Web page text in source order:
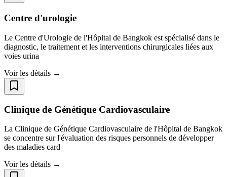
Centre d'urologie
Le Centre d'Urologie de l'Hôpital de Bangkok est spécialisé dans le
diagnostic, le traitement et les interventions chirurgicales liées aux
voies urina
Voir les détails →
Clinique de Génétique Cardiovasculaire
La Clinique de Génétique Cardiovasculaire de l'Hôpital de Bangkok
se concentre sur l'évaluation des risques personnels de développer
des maladies card
Voir les détails →